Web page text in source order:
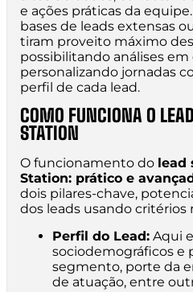
e ações práticas da
bases de leads extensas
tiram proveito máximo
possibilitando análises em
personalizando jornadas
perfil de cada lead.
COMO FUNCIONA O
STATION
O funcionamento do lead
Station: prático e
dois pilares-chave,
dos leads usando critérios
Perfil do Lead: Aqui
sociodemográficos e
segmento, porte da
de atuação, entre